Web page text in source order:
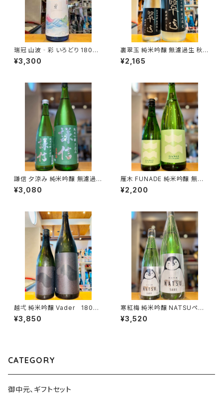
瑞冠 山波‐彩 いろどり 1800
ml１本（山岡酒造・広島県三次
市甲奴町）
¥3,300
裏翠玉 純米吟醸 無濾過生 秋田
酒こまち 720ml１本（両関酒
造・秋田県湯沢市前森）
¥2,165
謙信 夕涼み 純米吟醸 無濾過生
1800ml１本（池田屋酒造・新潟
県糸魚川市新鉄）
¥3,080
雁木 FUNADE 純米吟醸 無濾
過生原酒 720ml１本（八百新酒
造・山口県岩国市今津町）
¥2,200
越弌 純米吟醸 Vader 1800
ml１本（株式会社越後鶴亀・新
潟県新潟市西蒲区竹野町）
¥3,850
寒紅梅 純米吟醸 NATSUペン
ギン 1800ml１本（寒紅梅酒造・
三重県津市栗真中山町）
¥3,520
CATEGORY
御中元、ギフトセット